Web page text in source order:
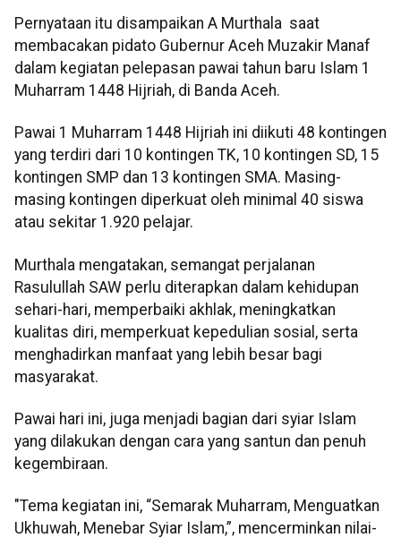
Pernyataan itu disampaikan A Murthala saat
membacakan pidato Gubernur Aceh Muzakir Manaf
dalam kegiatan pelepasan pawai tahun baru Islam 1
Muharram 1448 Hijriah, di Banda Aceh.
Pawai 1 Muharram 1448 Hijriah ini diikuti 48 kontingen
yang terdiri dari 10 kontingen TK, 10 kontingen SD, 15
kontingen SMP dan 13 kontingen SMA. Masing-
masing kontingen diperkuat oleh minimal 40 siswa
atau sekitar 1.920 pelajar.
Murthala mengatakan, semangat perjalanan
Rasulullah SAW perlu diterapkan dalam kehidupan
sehari-hari, memperbaiki akhlak, meningkatkan
kualitas diri, memperkuat kepedulian sosial, serta
menghadirkan manfaat yang lebih besar bagi
masyarakat.
Pawai hari ini, juga menjadi bagian dari syiar Islam
yang dilakukan dengan cara yang santun dan penuh
kegembiraan.
"Tema kegiatan ini, “Semarak Muharram, Menguatkan
Ukhuwah, Menebar Syiar Islam,”, mencerminkan nilai-